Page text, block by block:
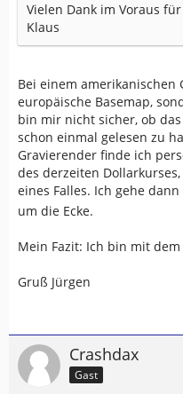
Vielen Dank im Voraus
Klaus
Bei einem
europäische Basemap,
bin mir nicht sicher, ob
schon einmal gelesen zu
Gravierender finde ich
des derzeiten
eines Falles. Ich gehe
um die Ecke.
Mein Fazit: Ich bin mit
Gruß Jürgen
Crashdax
Gast